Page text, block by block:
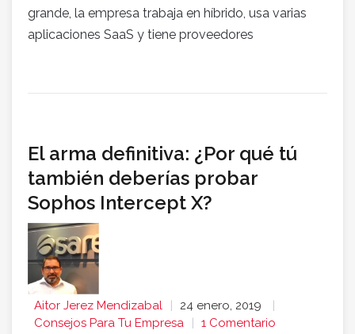
grande, la empresa trabaja en híbrido, usa varias
aplicaciones SaaS y tiene proveedores
El arma definitiva: ¿Por qué tú
también deberías probar
Sophos Intercept X?
Aitor Jerez Mendizabal
24 enero, 2019
Consejos Para Tu Empresa
1 Comentario